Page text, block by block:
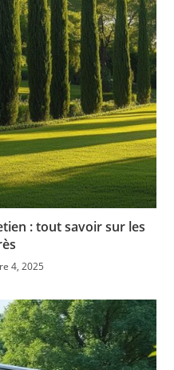
: tout savoir sur les
4, 2025